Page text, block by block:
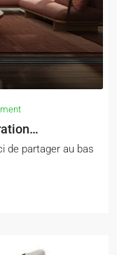
de partager au bas